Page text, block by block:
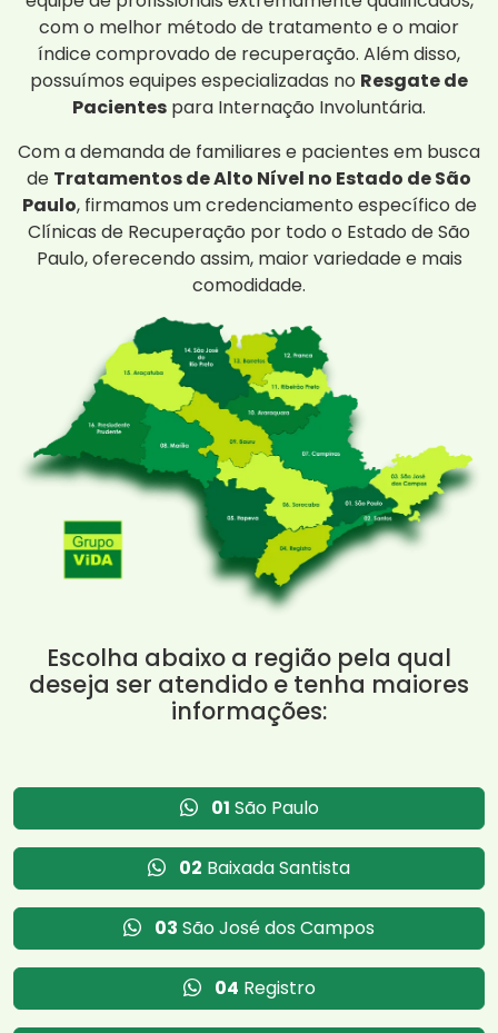
com o melhor método de tratamento e o maior
índice comprovado de recuperação. Além disso,
possuímos equipes especializadas no Resgate de
Pacientes para Internação Involuntária.
Com a demanda de familiares e pacientes em busca
de Tratamentos de Alto Nível no Estado de São
Paulo, firmamos um credenciamento específico de
Clínicas de Recuperação por todo o Estado de São
Paulo, oferecendo assim, maior variedade e mais
comodidade.
Escolha abaixo a região pela qual
deseja ser atendido e tenha maiores
informações:
01 São Paulo
02 Baixada Santista
03 São José dos Campos
04 Registro